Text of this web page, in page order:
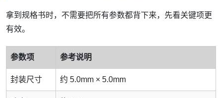
拿到规格书时，不需要把所有参数都背下来，先看关键项更
有效。
参数项 参考说明
封装尺寸 约 5.0mm × 5.0mm